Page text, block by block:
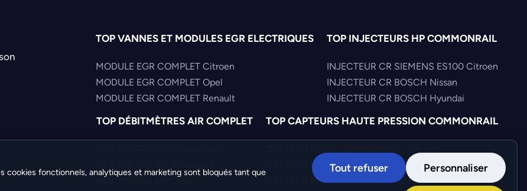
TOP VANNES ET MODULES EGR ELECTRIQUES
MODULE EGR COMPLET Citroen
MODULE EGR COMPLET Opel
MODULE EGR COMPLET Renault
TOP INJECTEURS HP COMMONRAIL
INJECTEUR CR SIEMENS ES100 Citroen
INJECTEUR CR BOSCH Nissan
INJECTEUR CR BOSCH Hyundai
TOP DÉBITMÈTRES AIR COMPLET
DEBITMETRE AIR Opel
TOP CAPTEURS HAUTE PRESSION COMMONRAIL
CAPTEUR PRESS COMMONRAIL Mercedes
CAPTEUR PRESS COMMONRAIL Fiat
cookies fonctionnels, analytiques et marketing sont bloqués tant que
Tout refuser Personnaliser